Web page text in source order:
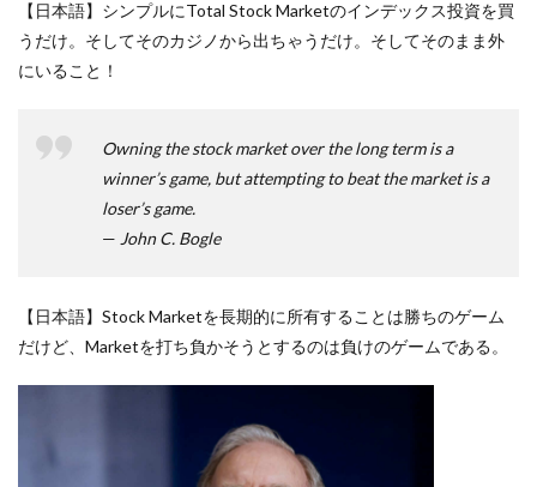
【日本語】シンプルにTotal Stock Marketのインデックス投資を買
うだけ。そしてそのカジノから出ちゃうだけ。そしてそのまま外
にいること！
Owning the stock market over the long term is a
winner’s game, but attempting to beat the market is a
loser’s game.
— John C. Bogle
【日本語】Stock Marketを長期的に所有することは勝ちのゲーム
だけど、Marketを打ち負かそうとするのは負けのゲームである。